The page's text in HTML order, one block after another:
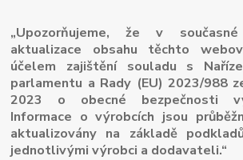
„Upozorňujeme, že v
aktualizace obsahu těchto
účelem zajištění souladu s
parlamentu a Rady (EU) 2023/988
2023 o obecné bezpečnosti
Informace o výrobcích jsou
aktualizovány na základě
jednotlivými výrobci a dodavateli.“